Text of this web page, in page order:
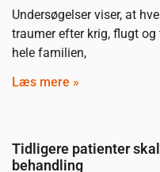
Undersøgelser viser, at
traumer efter krig, flugt og
hele familien,
Læs mere »
Tidligere patienter
behandling